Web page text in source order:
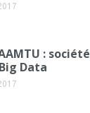
: société
Data